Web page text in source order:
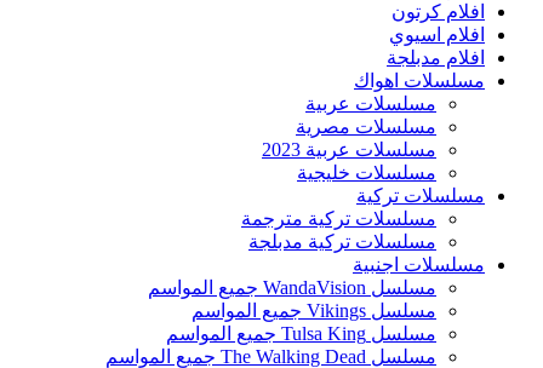
افلام كرتون
افلام اسيوي
افلام مدبلجة
مسلسلات اهواك
مسلسلات عربية
مسلسلات مصرية
مسلسلات عربية 2023
مسلسلات خليجية
مسلسلات تركية
مسلسلات تركية مترجمة
مسلسلات تركية مدبلجة
مسلسلات اجنبية
مسلسل WandaVision جميع المواسم
مسلسل Vikings جميع المواسم
مسلسل Tulsa King جميع المواسم
مسلسل The Walking Dead جميع المواسم